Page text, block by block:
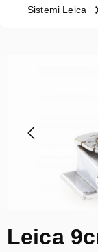
Sistemi Leica
Leica